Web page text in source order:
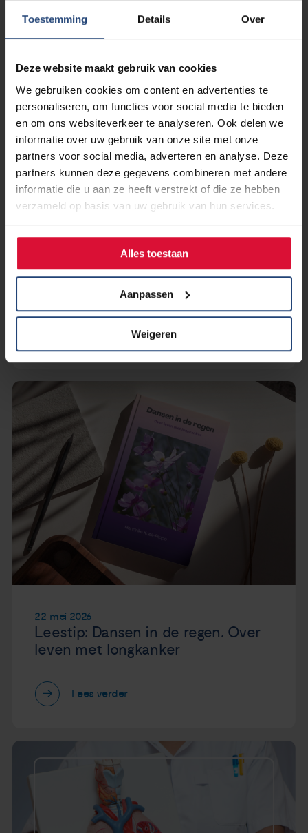
Toestemming Details Over
Deze website maakt gebruik van cookies
We gebruiken cookies om content en advertenties te
personaliseren, om functies voor social media te bieden
en om ons websiteverkeer te analyseren. Ook delen we
informatie over uw gebruik van onze site met onze
partners voor social media, adverteren en analyse. Deze
partners kunnen deze gegevens combineren met andere
informatie die u aan ze heeft verstrekt of die ze hebben
verzameld op basis van uw gebruik van hun services.
Alles toestaan
Aanpassen
Weigeren
25 mei 2026
Jubileumbijeenkomst 35 jaar
Longkanker Nederland: maak
kennis met spreker Ewoudt van de
22 mei 2026
Leestip: Dansen in de regen. Over
leven met longkanker
Lees verder